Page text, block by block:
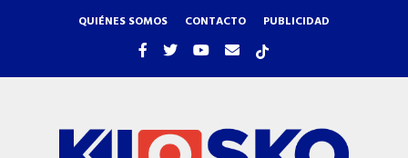
QUIÉNES SOMOS CONTACTO PUBLICIDAD